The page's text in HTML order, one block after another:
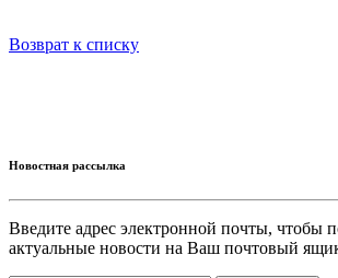
Возврат к списку
Новостная рассылка
Введите адрес электронной почты, чтобы
актуальные новости на Ваш почтовый